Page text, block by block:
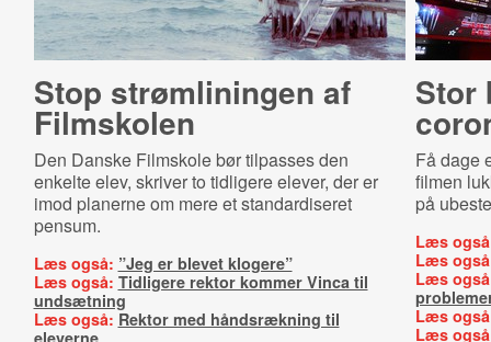
Stop strømliningen af
Filmskolen
Den Danske Filmskole bør tilpasses den
enkelte elev, skriver to tidligere elever, der er
imod planerne om mere et standardiseret
pensum.
Læs også: ”Jeg er blevet klogere”
Læs også: Tidligere rektor kommer Vinca til
undsætning
Læs også: Rektor med håndsrækning til
eleverne
Stor
Få dage
filmen
på
Læs
Læs
Læs
Læs
Læs